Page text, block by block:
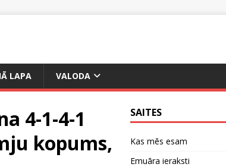
LAPA VALODA
4-1-4-1
kopums,
SAITES
Kas mēs esam
Emuāra ieraksti